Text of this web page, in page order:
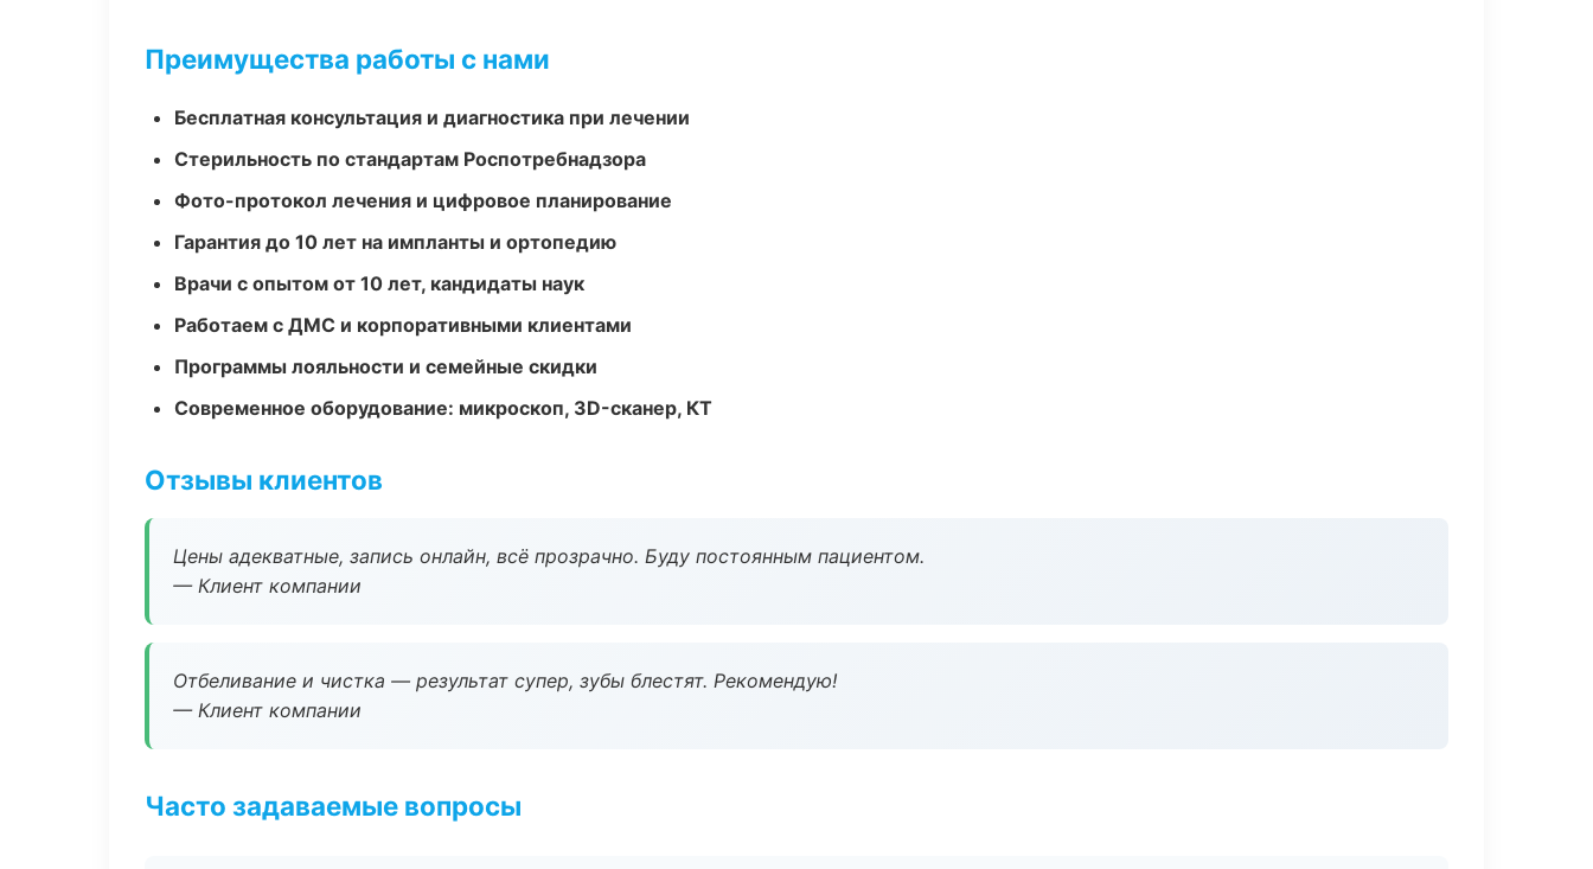
Преимущества работы с нами
Бесплатная консультация и диагностика при лечении
Стерильность по стандартам Роспотребнадзора
Фото-протокол лечения и цифровое планирование
Гарантия до 10 лет на импланты и ортопедию
Врачи с опытом от 10 лет, кандидаты наук
Работаем с ДМС и корпоративными клиентами
Программы лояльности и семейные скидки
Современное оборудование: микроскоп, 3D-сканер, КТ
Отзывы клиентов
Цены адекватные, запись онлайн, всё прозрачно. Буду постоянным пациентом.
— Клиент компании
Отбеливание и чистка — результат супер, зубы блестят. Рекомендую!
— Клиент компании
Часто задаваемые вопросы